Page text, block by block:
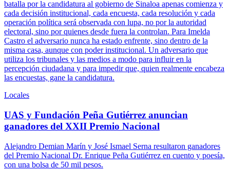
batalla por la candidatura al gobierno de Sinaloa apenas comienza y
cada decisión institucional, cada encuesta, cada resolución y cada
operación política será observada con lupa, no por la autoridad
electoral, sino por quienes desde fuera la controlan. Para Imelda
Castro el adversario nunca ha estado enfrente, sino dentro de la
misma casa, aunque con poder institucional. Un adversario que
utiliza los tribunales y las medios a modo para influir en la
percepción ciudadana y para impedir que, quien realmente encabeza
las encuestas, gane la candidatura.
Locales
UAS y Fundación Peña Gutiérrez anuncian
ganadores del XXII Premio Nacional
Alejandro Demian Marín y José Ismael Serna resultaron ganadores
del Premio Nacional Dr. Enrique Peña Gutiérrez en cuento y poesía,
con una bolsa de 50 mil pesos.